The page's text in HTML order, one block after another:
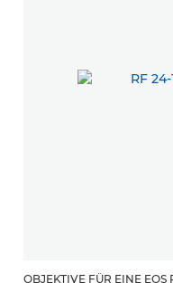
OBJEKTIVE FÜR EINE EOS